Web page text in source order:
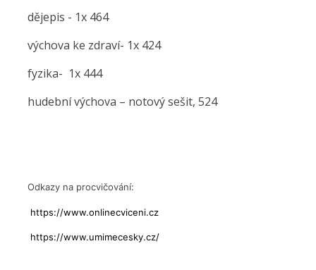
dějepis - 1x 464
výchova ke zdraví- 1x 424
fyzika- 1x 444
hudební výchova – notový sešit, 524
Odkazy na procvičování:
https://www.onlinecviceni.cz
https://www.umimecesky.cz/